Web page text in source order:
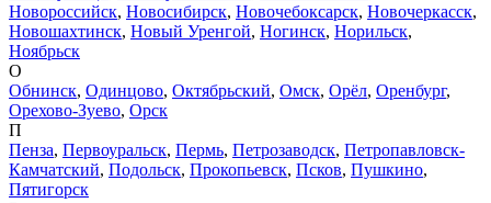
Новороссийск, Новосибирск, Новочебоксарск, Новочеркасск,
Новошахтинск, Новый Уренгой, Ногинск, Норильск,
Ноябрьск
О
Обнинск, Одинцово, Октябрьский, Омск, Орёл, Оренбург,
Орехово-Зуево, Орск
П
Пенза, Первоуральск, Пермь, Петрозаводск, Петропавловск-
Камчатский, Подольск, Прокопьевск, Псков, Пушкино,
Пятигорск